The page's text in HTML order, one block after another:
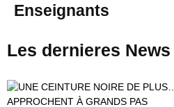
Enseignants
Les dernieres News